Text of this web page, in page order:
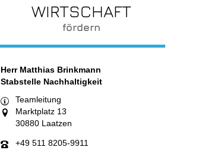
WIRTSCHAFT
fördern
Herr Matthias Brinkmann
Stabstelle Nachhaltigkeit
Teamleitung
Marktplatz 13
30880 Laatzen
+49 511 8205-9911